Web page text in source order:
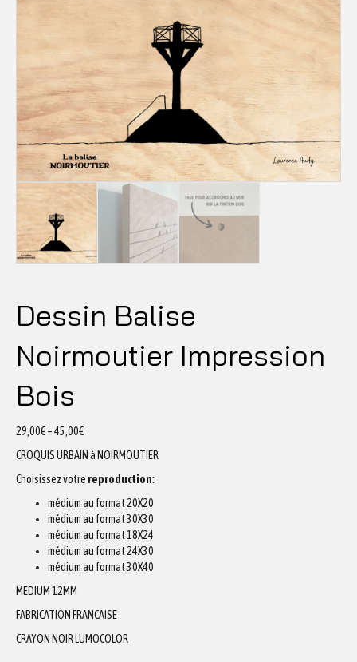
Dessin Balise
Noirmoutier Impression
Bois
29,00€–45,00€
CROQUIS URBAIN à NOIRMOUTIER
Choisissez votre reproduction:
médium au format 20X20
médium au format 30X30
médium au format 18X24
médium au format 24X30
médium au format 30X40
MEDIUM 12MM
FABRICATION FRANCAISE
CRAYON NOIR LUMOCOLOR